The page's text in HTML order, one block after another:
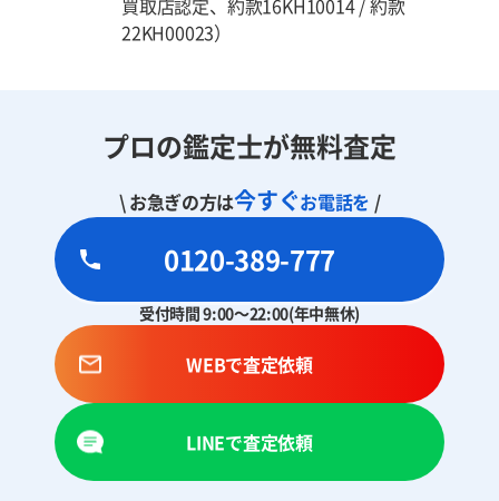
買取店認定、約款16KH10014 / 約款
22KH00023）
プロの鑑定士が無料査定
\ お急ぎの方は今すぐお電話を /
0120-389-777
受付時間 9:00～22:00(年中無休)
WEBで査定依頼
LINEで査定依頼